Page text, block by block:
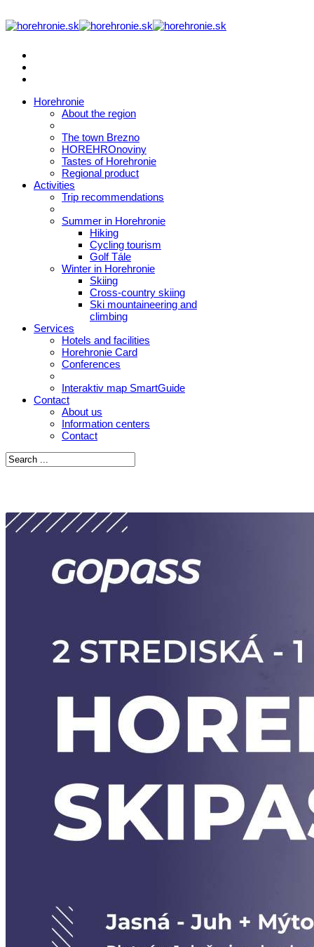
Horehronie
About the region
The town Brezno
HOREHROnoviny
Tastes of Horehronie
Regional product
Activities
Trip recommendations
Summer in Horehronie
Hiking
Cycling tourism
Golf Tále
Winter in Horehronie
Skiing
Cross-country skiing
Ski mountaineering and
climbing
Services
Hotels and facilities
Horehronie Card
Conferences
Interaktiv map SmartGuide
Contact
About us
Information centers
Contact